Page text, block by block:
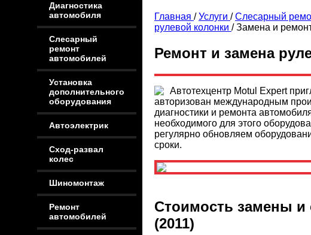
Диагностика
автомобиля
Слесарный
ремонт
автомобилей
Установка
дополнительного
оборудования
Автоэлектрик
Сход-развал
колес
Шиномонтаж
Ремонт
автомобилей
Главная /Услуги /Слесарный
рулевой колонки /Замена и
Ремонт и замена
Автотехцентр Motul Expert
авторизован международным
диагностики и ремонта
необходимого для этого
регулярно обновляем
сроки.
Стоимость замены и
(2011)